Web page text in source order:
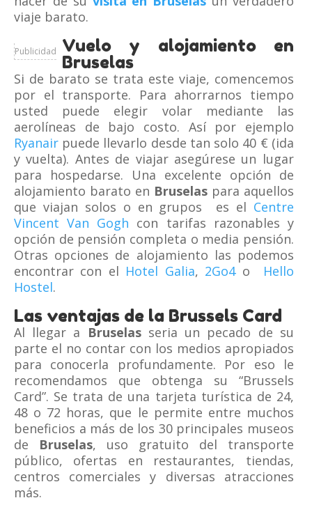
viaje barato.
Publicidad Vuelo y alojamiento en
Bruselas
Si de barato se trata este viaje, comencemos
por el transporte. Para ahorrarnos tiempo
usted puede elegir volar mediante las
aerolíneas de bajo costo. Así por ejemplo
Ryanair puede llevarlo desde tan solo 40 € (ida
y vuelta). Antes de viajar asegúrese un lugar
para hospedarse. Una excelente opción de
alojamiento barato en Bruselaspara aquellos
que viajan solos o en grupos es el Centre
Vincent Van Gogh con tarifas razonables y
opción de pensión completa o media pensión.
Otras opciones de alojamiento las podemos
encontrar con el Hotel Galia, 2Go4o Hello
Hostel.
Las ventajas de la Brussels Card
Al llegar a Bruselasseria un pecado de su
parte el no contar con los medios apropiados
para conocerla profundamente. Por eso le
recomendamos que obtenga su “Brussels
Card”. Se trata de una tarjeta turística de 24,
48 o 72 horas, que le permite entre muchos
beneficios a más de los 30 principales museos
de Bruselas, uso gratuito del transporte
público, ofertas en restaurantes, tiendas,
centros comerciales y diversas atracciones
más.